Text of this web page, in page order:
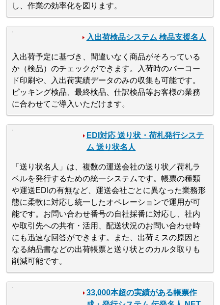
し、作業の効率化を図ります。
入出荷検品システム 検品支援名人
入出荷予定に基づき、間違いなく商品がそろっている
か（検品）のチェックができます。入荷時のバーコー
ド印刷や、入出荷実績データのみの収集も可能です。
ピッキング検品、最終検品、仕訳検品等お客様の業務
に合わせてご導入いただけます。
EDI対応 送り状・荷札発行システ
ム 送り状名人
「送り状名人」は、複数の運送会社の送り状／荷札ラ
ベルを発行するための統一システムです。帳票の種類
や運送EDIの有無など、運送会社ごとに異なった業務形
態に柔軟に対応し統一したオペレーションで運用が可
能です。お問い合わせ番号の自社採番に対応し、社内
や取引先への共有・活用、配送状況のお問い合わせ時
にも迅速な回答ができます。また、出荷ミスの原因と
なる納品書などの出荷帳票と送り状とのカルタ取りも
削減可能です。
33,000本超の実績がある帳票作